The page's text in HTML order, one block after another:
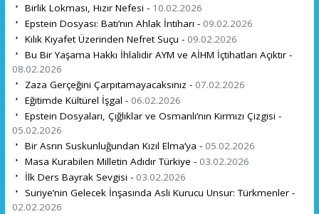
Birlik Lokması, Hızır Nefesi - 10.02.2026
Epstein Dosyası: Batı’nın Ahlak İntiharı - 09.02.2026
Kılık Kıyafet Üzerinden Nefret Suçu - 09.02.2026
Bu Bir Yaşama Hakkı İhlalidir AYM ve AİHM İçtihatları Açıktır -
08.02.2026
Zaza Gerçeğini Çarpıtamayacaksınız - 07.02.2026
Eğitimde Kültürel İşgal - 06.02.2026
Epstein Dosyaları, Çığlıklar ve Osmanlı’nın Kırmızı Çizgisi -
05.02.2026
Bir Asrın Suskunluğundan Kızıl Elma’ya - 05.02.2026
Masa Kurabilen Milletin Adıdır Türkiye - 03.02.2026
İlk Ders Bayrak Sevgisi - 03.02.2026
Suriye’nin Gelecek İnşasında Asli Kurucu Unsur: Türkmenler -
02.02.2026